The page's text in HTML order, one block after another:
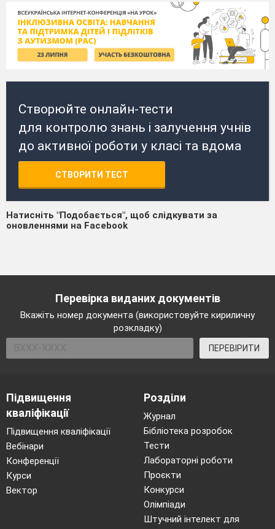
Створюйте онлайн-тести
для контролю знань і залучення учнів
до активної роботи у класі та вдома
СТВОРИТИ ТЕСТ
Натисніть "Подобається", щоб слідкувати за
оновленнями на Facebook
Перевірка виданих документів
Вкажіть номер документа (використовуйте кириличну
розкладку)
ПЕРЕВІРИТИ
Підвищення
кваліфікації
Підвищення кваліфікації
Вебінари
Конференції
Курси
Вектор
Розділи
Журнал
Бібліотека розробок
Тести
Лабораторні роботи
Проєкти
Конкурси
Олімпіади
Штучний інтелект для